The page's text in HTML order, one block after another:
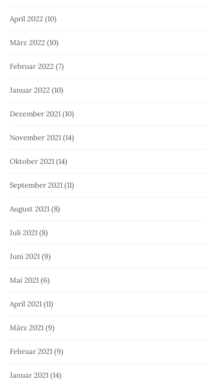
April 2022 (10)
März 2022 (10)
Februar 2022 (7)
Januar 2022 (10)
Dezember 2021 (10)
November 2021 (14)
Oktober 2021 (14)
September 2021 (11)
August 2021 (8)
Juli 2021 (8)
Juni 2021 (9)
Mai 2021 (6)
April 2021 (11)
März 2021 (9)
Februar 2021 (9)
Januar 2021 (14)